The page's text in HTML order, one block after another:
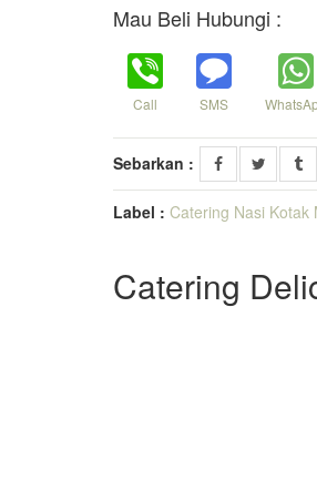
Mau Beli Hubungi :
Call SMS
Sebarkan :
Label : Catering Nasi Kotak
Catering